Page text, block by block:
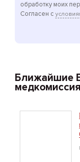
обработку моих
Согласен с
Ближайшие